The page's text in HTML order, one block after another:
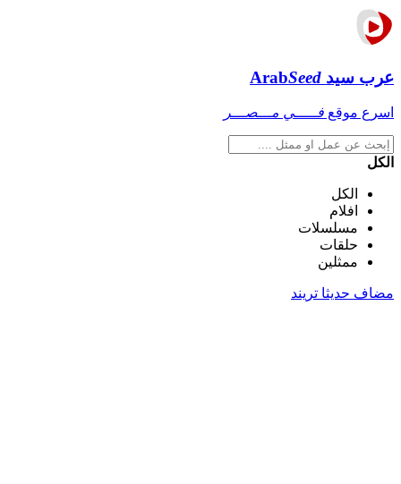
عرب سيد ArabSeed
اسرع موقع فـــــي مـــصـــر
الكل
الكل
افلام
مسلسلات
حلقات
ممثلين
مضاف حديثا تريند